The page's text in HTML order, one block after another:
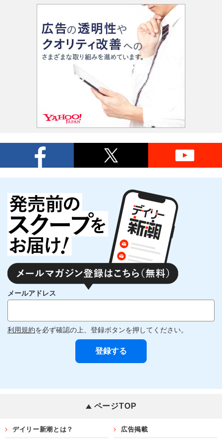
メールアドレス
利用規約を必ず確認の上、登録ボタンを押してください。
ページTOP
デイリー新潮とは？ 広告掲載